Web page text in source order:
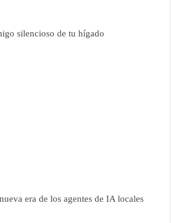
silencioso de tu hígado
era de los agentes de IA locales